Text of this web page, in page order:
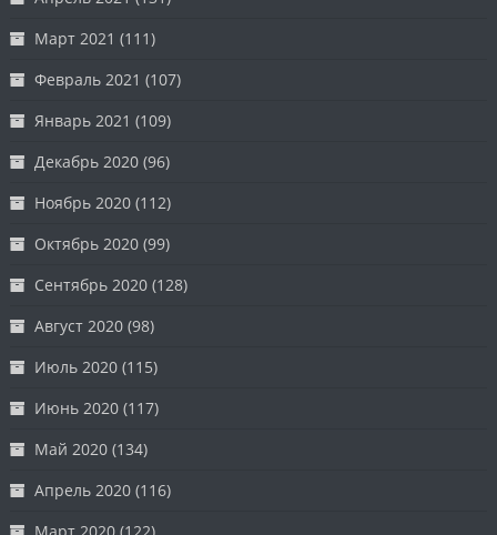
Март 2021 (111)
Февраль 2021 (107)
Январь 2021 (109)
Декабрь 2020 (96)
Ноябрь 2020 (112)
Октябрь 2020 (99)
Сентябрь 2020 (128)
Август 2020 (98)
Июль 2020 (115)
Июнь 2020 (117)
Май 2020 (134)
Апрель 2020 (116)